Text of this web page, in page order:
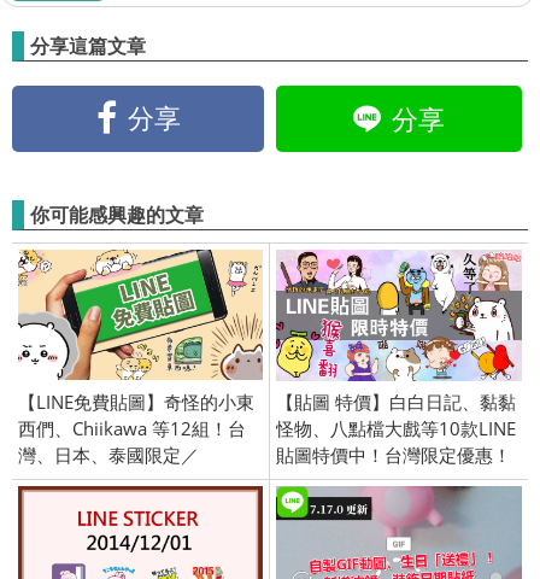
分享這篇文章
分享 分享
你可能感興趣的文章
【LINE免費貼圖】奇怪的小東
西們、Chiikawa 等12組！台
灣、日本、泰國限定／
OpenVPN跨區、加好友、綁門
號／2022/9/27
【貼圖 特價】白白日記、黏黏
怪物、八點檔大戲等10款LINE
貼圖特價中！台灣限定優惠！
2019/8/23-8/26